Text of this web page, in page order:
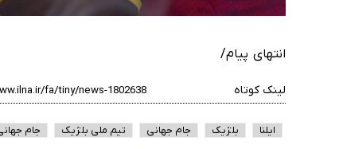
انتهای پیام/
لینک کوتاه
ایلنا بلژیک جام جهانی تیم ملی بلژیک جام جهانی